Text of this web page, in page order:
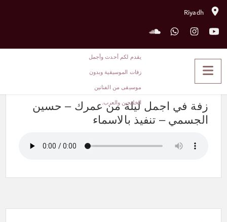
Riyadh
زفة في اجمل ليلة من عمرك –
زفة في اجمل ليلة من عمرك – حسين
الجسمي – تنفيذ بالاسماء